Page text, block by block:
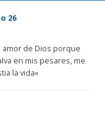
26
amor de Dios porque
en mis pesares, me
la vida»